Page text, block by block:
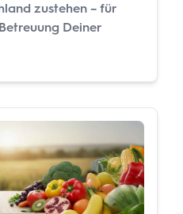
zustehen – für
Deiner